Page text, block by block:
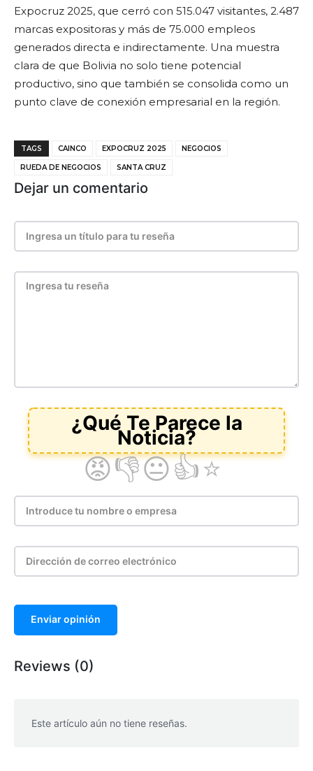
Expocruz 2025, que cerró con 515.047 visitantes, 2.487
marcas expositoras y más de 75.000 empleos
generados directa e indirectamente. Una muestra
clara de que Bolivia no solo tiene potencial
productivo, sino que también se consolida como un
punto clave de conexión empresarial en la región.
TAGS CAINCO EXPOCRUZ 2025 NEGOCIOS
RUEDA DE NEGOCIOS SANTA CRUZ
Dejar un comentario
Enviar opinión
Reviews (0)
Este artículo aún no tiene reseñas.